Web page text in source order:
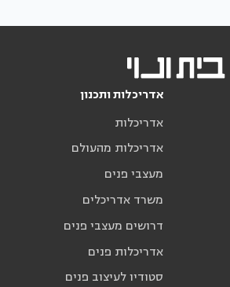
אדריכלות ותכנון
אדריכלות
אדריכלות מהעולם
מעצבי פנים
משרד אדריכלים
דרושים מעצבי פנים
אדריכלות פנים
סטודיו לעיצוב פנים